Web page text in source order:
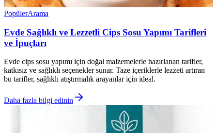
PopülerArama
Evde Sağlıklı ve Lezzetli Cips Sosu Yapımı Tarifleri
ve İpuçları
Evde cips sosu yapımı için doğal malzemelerle hazırlanan tarifler,
katkısız ve sağlıklı seçenekler sunar. Taze içeriklerle lezzeti artıran
bu tarifler, sağlıklı atıştırmalık arayanlar için ideal.
Daha fazla bilgi edinin